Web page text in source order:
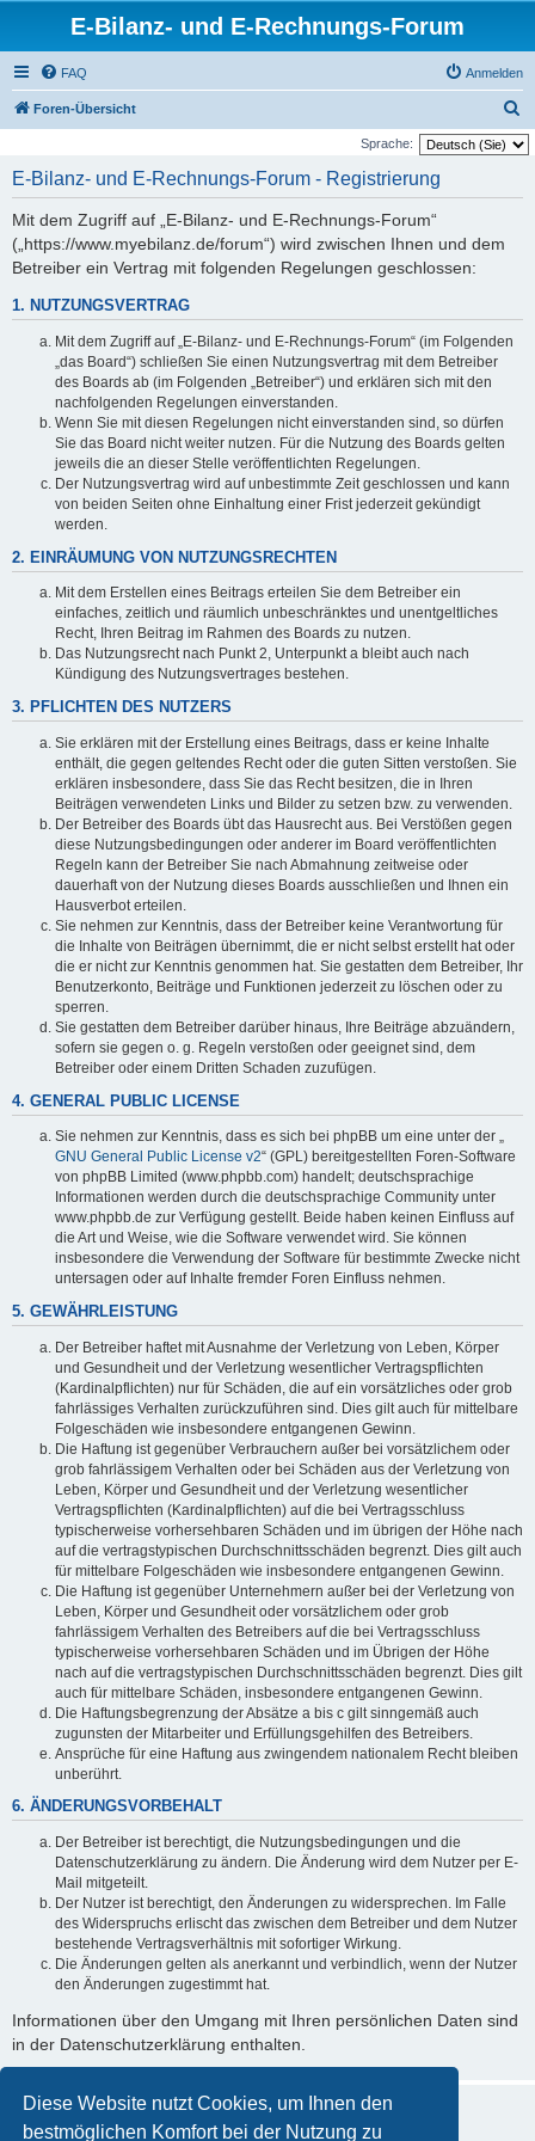
Diese Website nutzt Cookies, um Ihnen den
bestmöglichen Komfort bei der Nutzung zu
E-Bilanz- und E-Rechnungs-Forum
FAQ Anmelden
Foren-Übersicht
u
Sprache:
E-Bilanz- und E-Rechnungs-Forum - Registrierung
Mit dem Zugriff auf „E-Bilanz- und E-Rechnungs-Forum“
(„https://www.myebilanz.de/forum“) wird zwischen Ihnen und dem
Betreiber ein Vertrag mit folgenden Regelungen geschlossen:
1. NUTZUNGSVERTRAG
Mit dem Zugriff auf „E-Bilanz- und E-Rechnungs-Forum“ (im Folgenden
„das Board“) schließen Sie einen Nutzungsvertrag mit dem Betreiber
des Boards ab (im Folgenden „Betreiber“) und erklären sich mit den
nachfolgenden Regelungen einverstanden.
Wenn Sie mit diesen Regelungen nicht einverstanden sind, so dürfen
Sie das Board nicht weiter nutzen. Für die Nutzung des Boards gelten
jeweils die an dieser Stelle veröffentlichten Regelungen.
Der Nutzungsvertrag wird auf unbestimmte Zeit geschlossen und kann
von beiden Seiten ohne Einhaltung einer Frist jederzeit gekündigt
werden.
2. EINRÄUMUNG VON NUTZUNGSRECHTEN
Mit dem Erstellen eines Beitrags erteilen Sie dem Betreiber ein
einfaches, zeitlich und räumlich unbeschränktes und unentgeltliches
Recht, Ihren Beitrag im Rahmen des Boards zu nutzen.
Das Nutzungsrecht nach Punkt 2, Unterpunkt a bleibt auch nach
Kündigung des Nutzungsvertrages bestehen.
3. PFLICHTEN DES NUTZERS
Sie erklären mit der Erstellung eines Beitrags, dass er keine Inhalte
enthält, die gegen geltendes Recht oder die guten Sitten verstoßen. Sie
erklären insbesondere, dass Sie das Recht besitzen, die in Ihren
Beiträgen verwendeten Links und Bilder zu setzen bzw. zu verwenden.
Der Betreiber des Boards übt das Hausrecht aus. Bei Verstößen gegen
diese Nutzungsbedingungen oder anderer im Board veröffentlichten
Regeln kann der Betreiber Sie nach Abmahnung zeitweise oder
dauerhaft von der Nutzung dieses Boards ausschließen und Ihnen ein
Hausverbot erteilen.
Sie nehmen zur Kenntnis, dass der Betreiber keine Verantwortung für
die Inhalte von Beiträgen übernimmt, die er nicht selbst erstellt hat oder
die er nicht zur Kenntnis genommen hat. Sie gestatten dem Betreiber, Ihr
Benutzerkonto, Beiträge und Funktionen jederzeit zu löschen oder zu
sperren.
Sie gestatten dem Betreiber darüber hinaus, Ihre Beiträge abzuändern,
sofern sie gegen o. g. Regeln verstoßen oder geeignet sind, dem
Betreiber oder einem Dritten Schaden zuzufügen.
4. GENERAL PUBLIC LICENSE
Sie nehmen zur Kenntnis, dass es sich bei phpBB um eine unter der „
GNU General Public License v2“ (GPL) bereitgestellten Foren-Software
von phpBB Limited (www.phpbb.com) handelt; deutschsprachige
Informationen werden durch die deutschsprachige Community unter
www.phpbb.de zur Verfügung gestellt. Beide haben keinen Einfluss auf
die Art und Weise, wie die Software verwendet wird. Sie können
insbesondere die Verwendung der Software für bestimmte Zwecke nicht
untersagen oder auf Inhalte fremder Foren Einfluss nehmen.
5. GEWÄHRLEISTUNG
Der Betreiber haftet mit Ausnahme der Verletzung von Leben, Körper
und Gesundheit und der Verletzung wesentlicher Vertragspflichten
(Kardinalpflichten) nur für Schäden, die auf ein vorsätzliches oder grob
fahrlässiges Verhalten zurückzuführen sind. Dies gilt auch für mittelbare
Folgeschäden wie insbesondere entgangenen Gewinn.
Die Haftung ist gegenüber Verbrauchern außer bei vorsätzlichem oder
grob fahrlässigem Verhalten oder bei Schäden aus der Verletzung von
Leben, Körper und Gesundheit und der Verletzung wesentlicher
Vertragspflichten (Kardinalpflichten) auf die bei Vertragsschluss
typischerweise vorhersehbaren Schäden und im übrigen der Höhe nach
auf die vertragstypischen Durchschnittsschäden begrenzt. Dies gilt auch
für mittelbare Folgeschäden wie insbesondere entgangenen Gewinn.
Die Haftung ist gegenüber Unternehmern außer bei der Verletzung von
Leben, Körper und Gesundheit oder vorsätzlichem oder grob
fahrlässigem Verhalten des Betreibers auf die bei Vertragsschluss
typischerweise vorhersehbaren Schäden und im Übrigen der Höhe
nach auf die vertragstypischen Durchschnittsschäden begrenzt. Dies gilt
auch für mittelbare Schäden, insbesondere entgangenen Gewinn.
Die Haftungsbegrenzung der Absätze a bis c gilt sinngemäß auch
zugunsten der Mitarbeiter und Erfüllungsgehilfen des Betreibers.
Ansprüche für eine Haftung aus zwingendem nationalem Recht bleiben
unberührt.
6. ÄNDERUNGSVORBEHALT
Der Betreiber ist berechtigt, die Nutzungsbedingungen und die
Datenschutzerklärung zu ändern. Die Änderung wird dem Nutzer per E-
Mail mitgeteilt.
Der Nutzer ist berechtigt, den Änderungen zu widersprechen. Im Falle
des Widerspruchs erlischt das zwischen dem Betreiber und dem Nutzer
bestehende Vertragsverhältnis mit sofortiger Wirkung.
Die Änderungen gelten als anerkannt und verbindlich, wenn der Nutzer
den Änderungen zugestimmt hat.
Informationen über den Umgang mit Ihren persönlichen Daten sind
in der Datenschutzerklärung enthalten.